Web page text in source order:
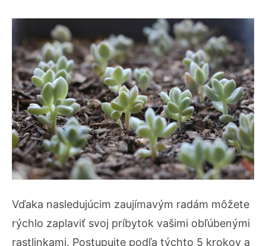
Vďaka nasledujúcim zaujímavým radám môžete
rýchlo zaplaviť svoj príbytok vašimi obľúbenými
rastlinkami. Postupujte podľa týchto 5 krokov a